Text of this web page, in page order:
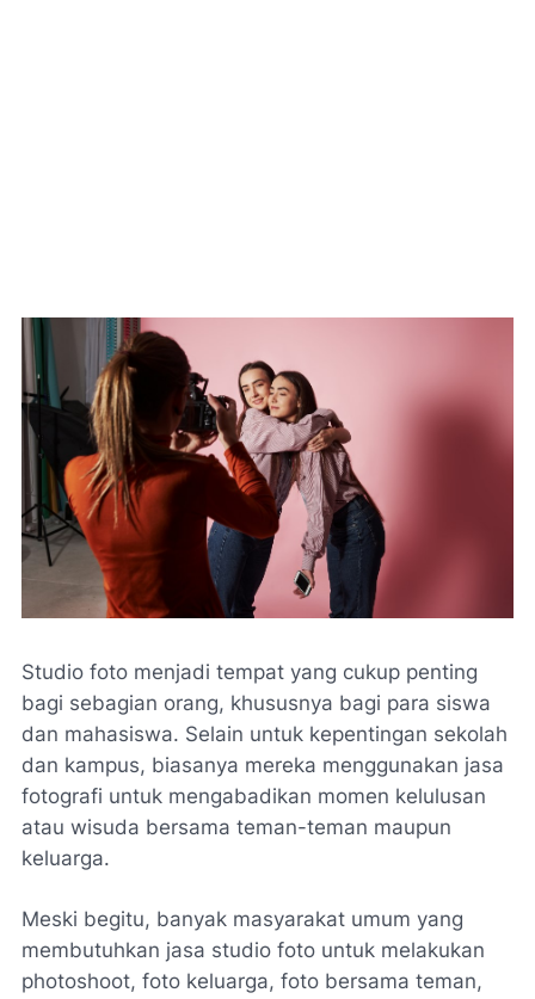
Studio foto menjadi tempat yang cukup penting
bagi sebagian orang, khususnya bagi para siswa
dan mahasiswa. Selain untuk kepentingan sekolah
dan kampus, biasanya mereka menggunakan jasa
fotografi untuk mengabadikan momen kelulusan
atau wisuda bersama teman-teman maupun
keluarga.
Meski begitu, banyak masyarakat umum yang
membutuhkan jasa studio foto untuk melakukan
photoshoot, foto keluarga, foto bersama teman,